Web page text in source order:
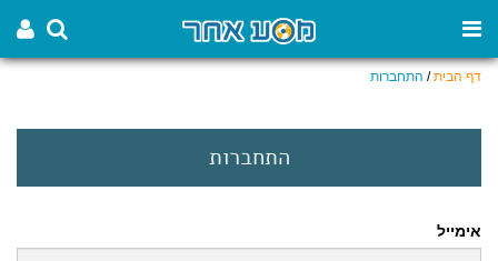
דף הבית/ התחברות
התחברות
אימייל